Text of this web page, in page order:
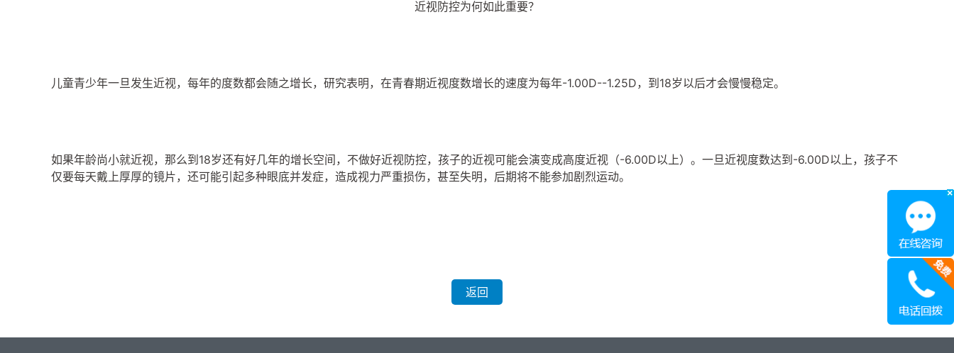
近视防控为何如此重要？
儿童青少年一旦发生近视，每年的度数都会随之增长，研究表明，在青春期近视度数增长的速度为每年-1.00D--1.25D，到18岁以后才会慢慢稳定。
如果年龄尚小就近视，那么到18岁还有好几年的增长空间，不做好近视防控，孩子的近视可能会演变成高度近视（-6.00D以上）。一旦近视度数达到-6.00D以上，孩子不
仅要每天戴上厚厚的镜片，还可能引起多种眼底并发症，造成视力严重损伤，甚至失明，后期将不能参加剧烈运动。
返回